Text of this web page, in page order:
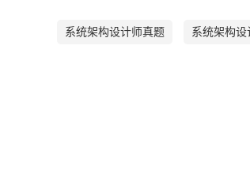
系统架构设计师真题 系统架构设